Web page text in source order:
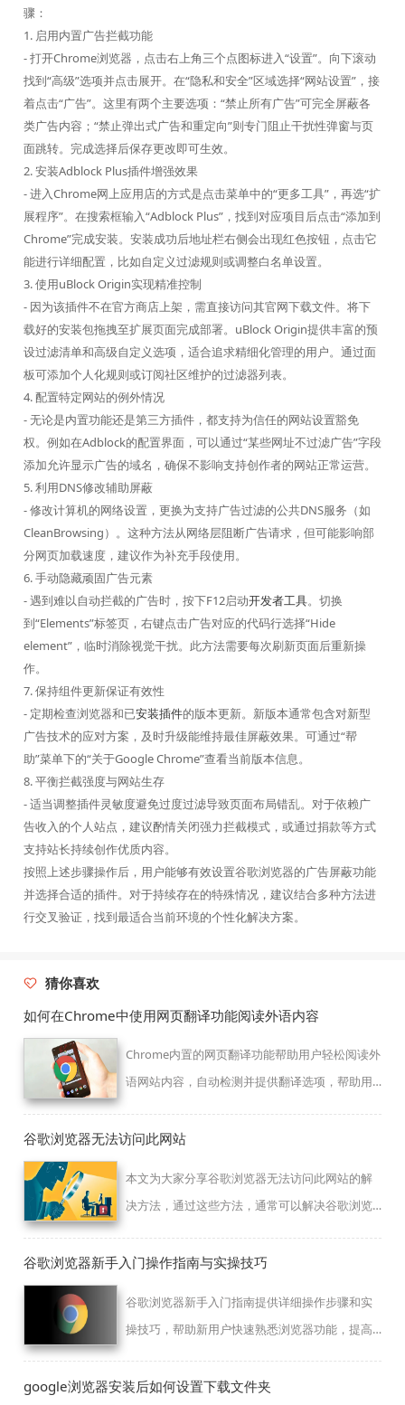
骤：
1. 启用内置广告拦截功能
- 打开Chrome浏览器，点击右上角三个点图标进入“设置”。向下滚动
找到“高级”选项并点击展开。在“隐私和安全”区域选择“网站设置”，接
着点击“广告”。这里有两个主要选项：“禁止所有广告”可完全屏蔽各
类广告内容；“禁止弹出式广告和重定向”则专门阻止干扰性弹窗与页
面跳转。完成选择后保存更改即可生效。
2. 安装Adblock Plus插件增强效果
- 进入Chrome网上应用店的方式是点击菜单中的“更多工具”，再选“扩
展程序”。在搜索框输入“Adblock Plus”，找到对应项目后点击“添加到
Chrome”完成安装。安装成功后地址栏右侧会出现红色按钮，点击它
能进行详细配置，比如自定义过滤规则或调整白名单设置。
3. 使用uBlock Origin实现精准控制
- 因为该插件不在官方商店上架，需直接访问其官网下载文件。将下
载好的安装包拖拽至扩展页面完成部署。uBlock Origin提供丰富的预
设过滤清单和高级自定义选项，适合追求精细化管理的用户。通过面
板可添加个人化规则或订阅社区维护的过滤器列表。
4. 配置特定网站的例外情况
- 无论是内置功能还是第三方插件，都支持为信任的网站设置豁免
权。例如在Adblock的配置界面，可以通过“某些网址不过滤广告”字段
添加允许显示广告的域名，确保不影响支持创作者的网站正常运营。
5. 利用DNS修改辅助屏蔽
- 修改计算机的网络设置，更换为支持广告过滤的公共DNS服务（如
CleanBrowsing）。这种方法从网络层阻断广告请求，但可能影响部
分网页加载速度，建议作为补充手段使用。
6. 手动隐藏顽固广告元素
- 遇到难以自动拦截的广告时，按下F12启动开发者工具。切换
到“Elements”标签页，右键点击广告对应的代码行选择“Hide
element”，临时消除视觉干扰。此方法需要每次刷新页面后重新操
作。
7. 保持组件更新保证有效性
- 定期检查浏览器和已安装插件的版本更新。新版本通常包含对新型
广告技术的应对方案，及时升级能维持最佳屏蔽效果。可通过“帮
助”菜单下的“关于Google Chrome”查看当前版本信息。
8. 平衡拦截强度与网站生存
- 适当调整插件灵敏度避免过度过滤导致页面布局错乱。对于依赖广
告收入的个人站点，建议酌情关闭强力拦截模式，或通过捐款等方式
支持站长持续创作优质内容。
按照上述步骤操作后，用户能够有效设置谷歌浏览器的广告屏蔽功能
并选择合适的插件。对于持续存在的特殊情况，建议结合多种方法进
行交叉验证，找到最适合当前环境的个性化解决方案。
猜你喜欢
如何在Chrome中使用网页翻译功能阅读外语内容
Chrome内置的网页翻译功能帮助用户轻松阅读外
语网站内容，自动检测并提供翻译选项，帮助用
谷歌浏览器无法访问此网站
本文为大家分享谷歌浏览器无法访问此网站的解
决方法，通过这些方法，通常可以解决谷歌浏览
地浏览互联网。
谷歌浏览器新手入门操作指南与实操技巧
谷歌浏览器新手入门指南提供详细操作步骤和实
操技巧，帮助新用户快速熟悉浏览器功能，提高
google浏览器安装后如何设置下载文件夹